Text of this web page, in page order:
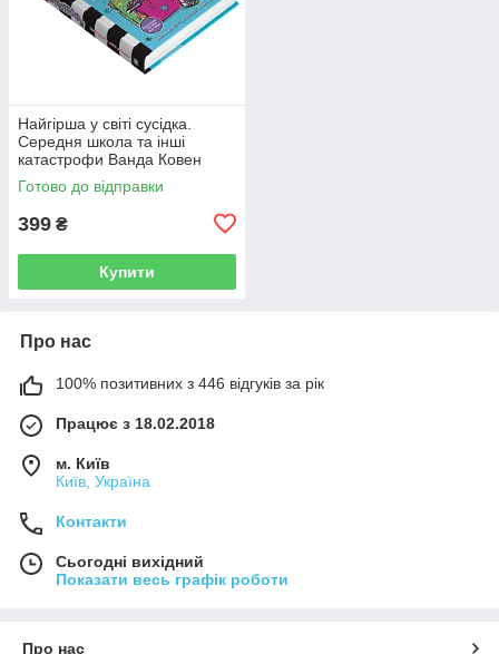
Найгірша у світі сусідка.
Середня школа та інші
катастрофи Ванда Ковен
Готово до відправки
399 ₴
Купити
Про нас
100% позитивних з 446 відгуків за рік
Працює з 18.02.2018
м. Київ
Київ, Україна
Контакти
Сьогодні вихідний
Показати весь графік роботи
Про нас